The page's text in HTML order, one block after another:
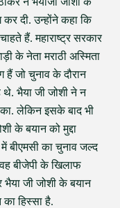
दी. उन्होंने कहा कि
हैं. महाराष्ट्र सरकार
के नेता मराठी अस्मिता
हैं जो चुनाव के दौरान
थे. भैया जी जोशी ने न
का. लेकिन इसके बाद भी
के बयान को मुद्दा
बीएमसी का चुनाव जल्द
वह बीजेपी के खिलाफ
भैया जी जोशी के बयान
का हिस्सा है.